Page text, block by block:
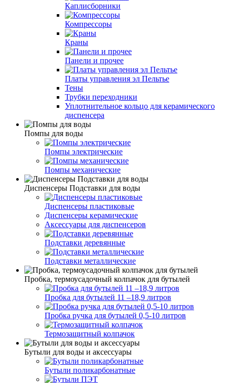
Каплисборники
Компрессоры
Краны
Панели и прочее
Платы управления эл Пельтье
Тены
Трубки переходники
Уплотнительное кольцо для керамического
диспенсера
Помпы для воды
Помпы электрические
Помпы механические
Диспенсеры Подставки для воды
Диспенсеры пластиковые
Диспенсеры керамические
Аксессуары для диспенсеров
Подставки деревянные
Подставки металлические
Пробка, термоусадочный колпачок для бутылей
Пробка для бутылей 11 –18,9 литров
Пробка ручка для бутылей 0,5-10 литров
Термозащитный колпачок
Бутыли для воды и аксессуары
Бутыли поликарбонатные